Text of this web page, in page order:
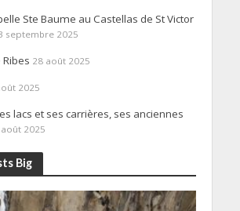
Ste Baume au Castellas de St Victor
septembre 2025
28 août 2025
2025
lacs et ses carrières, ses anciennes
2025
Big